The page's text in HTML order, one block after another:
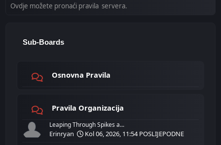
Ovdje možete pronaći pravila servera.
Sub-Boards
Osnovna Pravila
Pravila Organizacija
Leaping Through Spikes a...
Erinryan Kol 06, 2026, 11:54 POSLIJEPODNE